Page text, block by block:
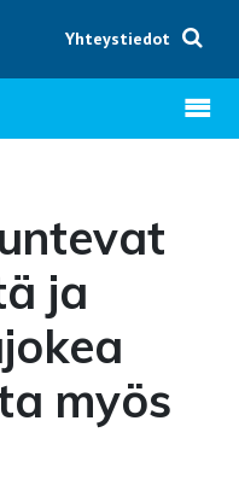
Yhteystiedot
Avaa
ja
myös